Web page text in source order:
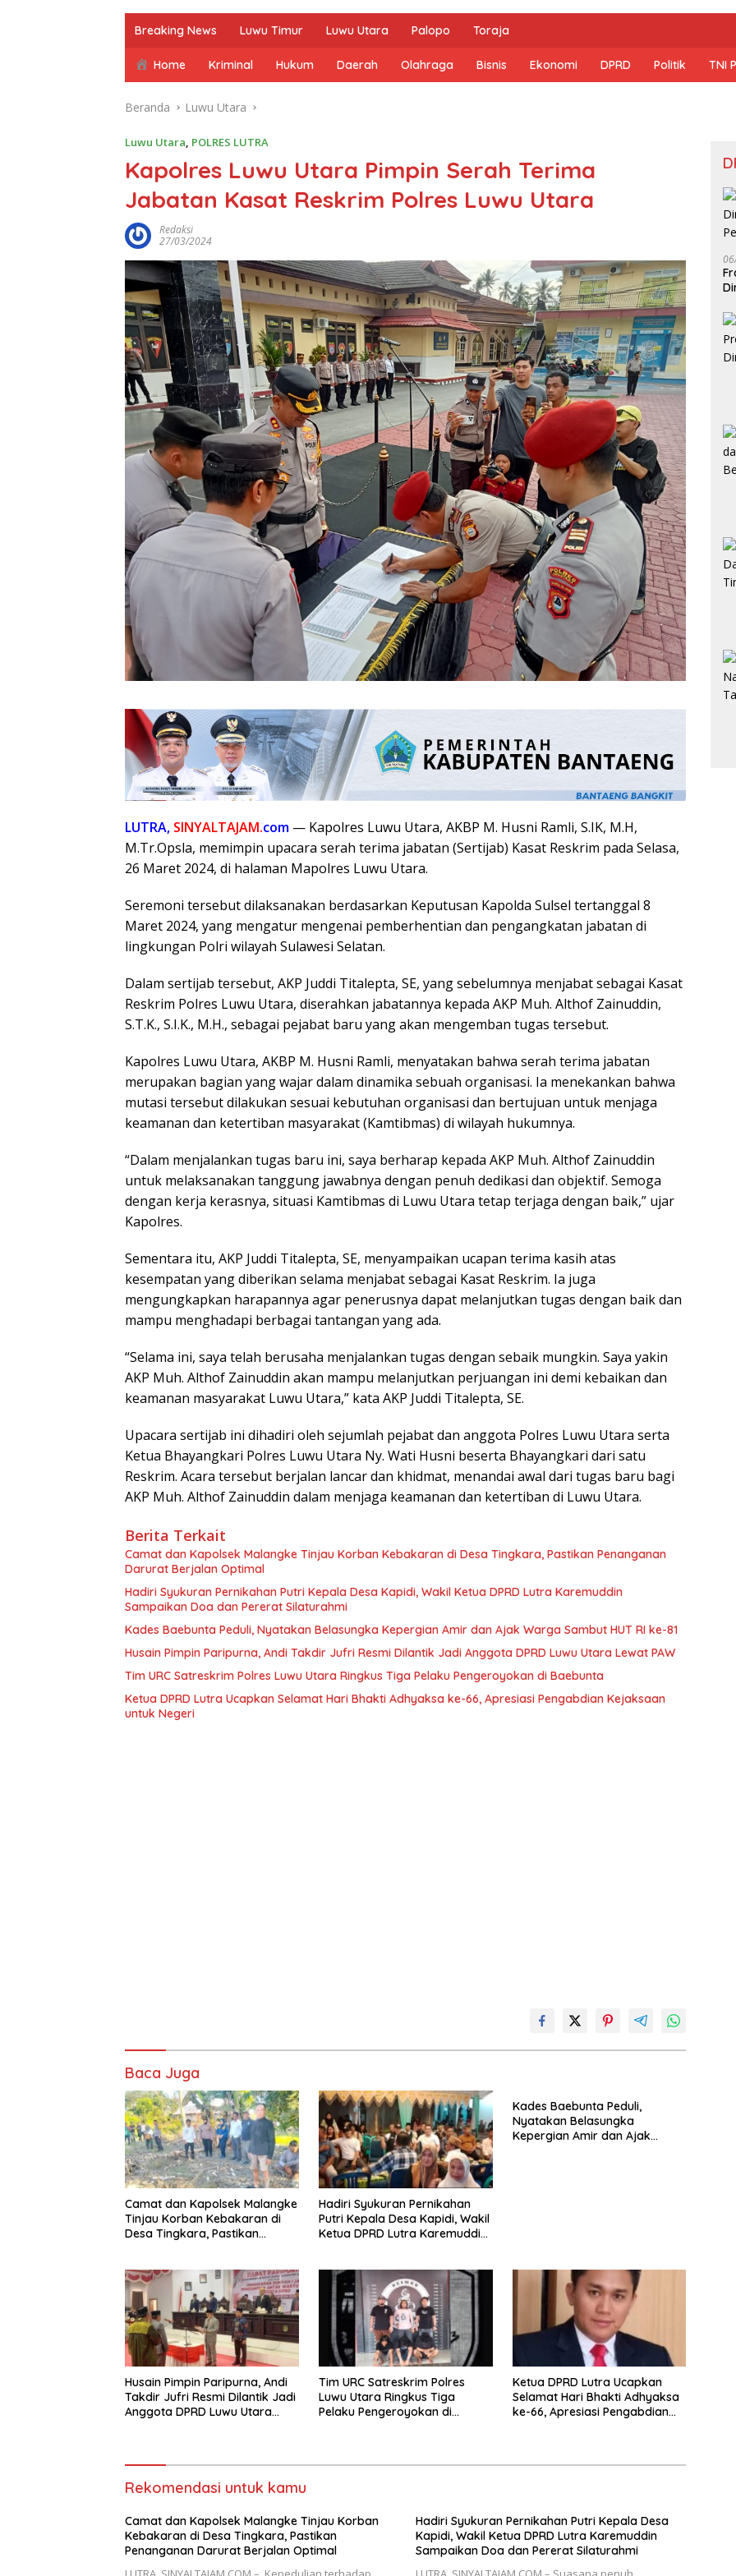
Breaking News Luwu Timur Luwu Utara Palopo Toraja
Home Kriminal Hukum Daerah Olahraga Bisnis Ekonomi DPRD Politik TNI
Beranda Luwu Utara
Luwu Utara, POLRES LUTRA
Kapolres Luwu Utara Pimpin Serah Terima
Jabatan Kasat Reskrim Polres Luwu Utara
Redaksi
27/03/2024
LUTRA, SINYALTAJAM.com — Kapolres Luwu Utara, AKBP M. Husni Ramli, S.IK, M.H,
M.Tr.Opsla, memimpin upacara serah terima jabatan (Sertijab) Kasat Reskrim pada Selasa,
26 Maret 2024, di halaman Mapolres Luwu Utara.
Seremoni tersebut dilaksanakan berdasarkan Keputusan Kapolda Sulsel tertanggal 8
Maret 2024, yang mengatur mengenai pemberhentian dan pengangkatan jabatan di
lingkungan Polri wilayah Sulawesi Selatan.
Dalam sertijab tersebut, AKP Juddi Titalepta, SE, yang sebelumnya menjabat sebagai Kasat
Reskrim Polres Luwu Utara, diserahkan jabatannya kepada AKP Muh. Althof Zainuddin,
S.T.K., S.I.K., M.H., sebagai pejabat baru yang akan mengemban tugas tersebut.
Kapolres Luwu Utara, AKBP M. Husni Ramli, menyatakan bahwa serah terima jabatan
merupakan bagian yang wajar dalam dinamika sebuah organisasi. Ia menekankan bahwa
mutasi tersebut dilakukan sesuai kebutuhan organisasi dan bertujuan untuk menjaga
keamanan dan ketertiban masyarakat (Kamtibmas) di wilayah hukumnya.
“Dalam menjalankan tugas baru ini, saya berharap kepada AKP Muh. Althof Zainuddin
untuk melaksanakan tanggung jawabnya dengan penuh dedikasi dan objektif. Semoga
dengan kerja kerasnya, situasi Kamtibmas di Luwu Utara tetap terjaga dengan baik,” ujar
Kapolres.
Sementara itu, AKP Juddi Titalepta, SE, menyampaikan ucapan terima kasih atas
kesempatan yang diberikan selama menjabat sebagai Kasat Reskrim. Ia juga
mengungkapkan harapannya agar penerusnya dapat melanjutkan tugas dengan baik dan
mampu menghadapi berbagai tantangan yang ada.
“Selama ini, saya telah berusaha menjalankan tugas dengan sebaik mungkin. Saya yakin
AKP Muh. Althof Zainuddin akan mampu melanjutkan perjuangan ini demi kebaikan dan
keamanan masyarakat Luwu Utara,” kata AKP Juddi Titalepta, SE.
Upacara sertijab ini dihadiri oleh sejumlah pejabat dan anggota Polres Luwu Utara serta
Ketua Bhayangkari Polres Luwu Utara Ny. Wati Husni beserta Bhayangkari dari satu
Reskrim. Acara tersebut berjalan lancar dan khidmat, menandai awal dari tugas baru bagi
AKP Muh. Althof Zainuddin dalam menjaga keamanan dan ketertiban di Luwu Utara.
Berita Terkait
Camat dan Kapolsek Malangke Tinjau Korban Kebakaran di Desa Tingkara, Pastikan Penanganan
Darurat Berjalan Optimal
Hadiri Syukuran Pernikahan Putri Kepala Desa Kapidi, Wakil Ketua DPRD Lutra Karemuddin
Sampaikan Doa dan Pererat Silaturahmi
Kades Baebunta Peduli, Nyatakan Belasungka Kepergian Amir dan Ajak Warga Sambut HUT RI ke-81
Husain Pimpin Paripurna, Andi Takdir Jufri Resmi Dilantik Jadi Anggota DPRD Luwu Utara Lewat PAW
Tim URC Satreskrim Polres Luwu Utara Ringkus Tiga Pelaku Pengeroyokan di Baebunta
Ketua DPRD Lutra Ucapkan Selamat Hari Bhakti Adhyaksa ke-66, Apresiasi Pengabdian Kejaksaan
untuk Negeri
Baca Juga
Camat dan Kapolsek Malangke
Tinjau Korban Kebakaran di
Desa Tingkara, Pastikan
Hadiri Syukuran Pernikahan
Putri Kepala Desa Kapidi, Wakil
Ketua DPRD Lutra Karemuddin
Kades Baebunta Peduli,
Nyatakan Belasungka
Kepergian Amir dan Ajak
Husain Pimpin Paripurna, Andi
Takdir Jufri Resmi Dilantik Jadi
Anggota DPRD Luwu Utara
Tim URC Satreskrim Polres
Luwu Utara Ringkus Tiga
Pelaku Pengeroyokan di
Ketua DPRD Lutra Ucapkan
Selamat Hari Bhakti Adhyaksa
ke-66, Apresiasi Pengabdian
Rekomendasi untuk kamu
Camat dan Kapolsek Malangke Tinjau Korban
Kebakaran di Desa Tingkara, Pastikan
Penanganan Darurat Berjalan Optimal
Hadiri Syukuran Pernikahan Putri Kepala Desa
Kapidi, Wakil Ketua DPRD Lutra Karemuddin
Sampaikan Doa dan Pererat Silaturahmi